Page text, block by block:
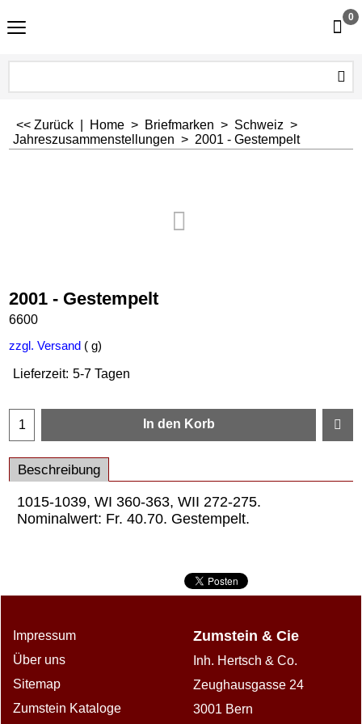
0
<< Zurück Home > Briefmarken > Schweiz >
Jahreszusammenstellungen > 2001 - Gestempelt
2001 - Gestempelt
6600
zzgl. Versand g
Lieferzeit: 5-7 Tagen
In den Korb
Beschreibung
1015-1039, WI 360-363, WII 272-275.
Nominalwert: Fr. 40.70. Gestempelt.
Zumstein & Cie
Inh. Hertsch & Co.
Zeughausgasse 24
3001 Bern
Impressum
Über uns
Sitemap
Zumstein Kataloge